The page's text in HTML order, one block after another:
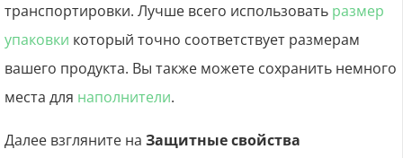
транспортировки. Лучше всего использовать размер
упаковки который точно соответствует размерам
вашего продукта. Вы также можете сохранить немного
места для наполнители.
Далее взгляните на Защитные свойства